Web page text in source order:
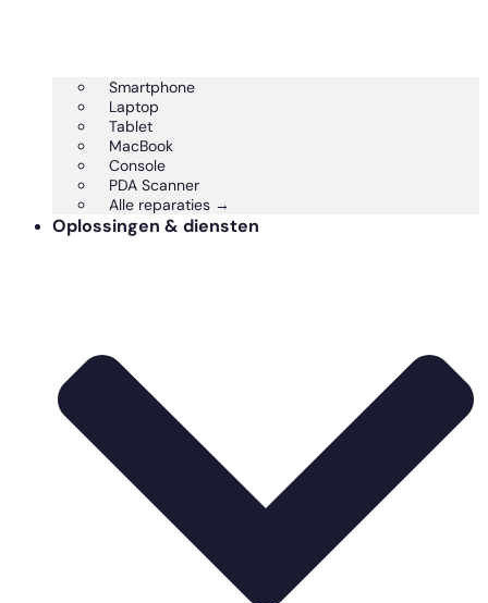
Smartphone
Laptop
Tablet
MacBook
Console
PDA Scanner
Alle reparaties →
Oplossingen & diensten